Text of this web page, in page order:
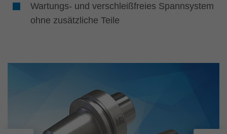
Wartungs- und verschleißfreies Spannsystem
ohne zusätzliche Teile